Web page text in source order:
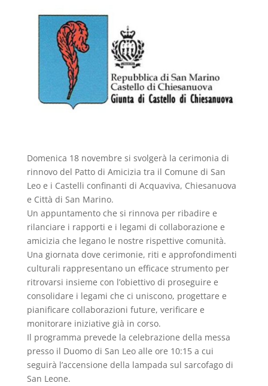
Domenica 18 novembre si svolgerà la cerimonia di
rinnovo del Patto di Amicizia tra il Comune di San
Leo e i Castelli confinanti di Acquaviva, Chiesanuova
e Città di San Marino.
Un appuntamento che si rinnova per ribadire e
rilanciare i rapporti e i legami di collaborazione e
amicizia che legano le nostre rispettive comunità.
Una giornata dove cerimonie, riti e approfondimenti
culturali rappresentano un efficace strumento per
ritrovarsi insieme con l’obiettivo di proseguire e
consolidare i legami che ci uniscono, progettare e
pianificare collaborazioni future, verificare e
monitorare iniziative già in corso.
Il programma prevede la celebrazione della messa
presso il Duomo di San Leo alle ore 10:15 a cui
seguirà l’accensione della lampada sul sarcofago di
San Leone.